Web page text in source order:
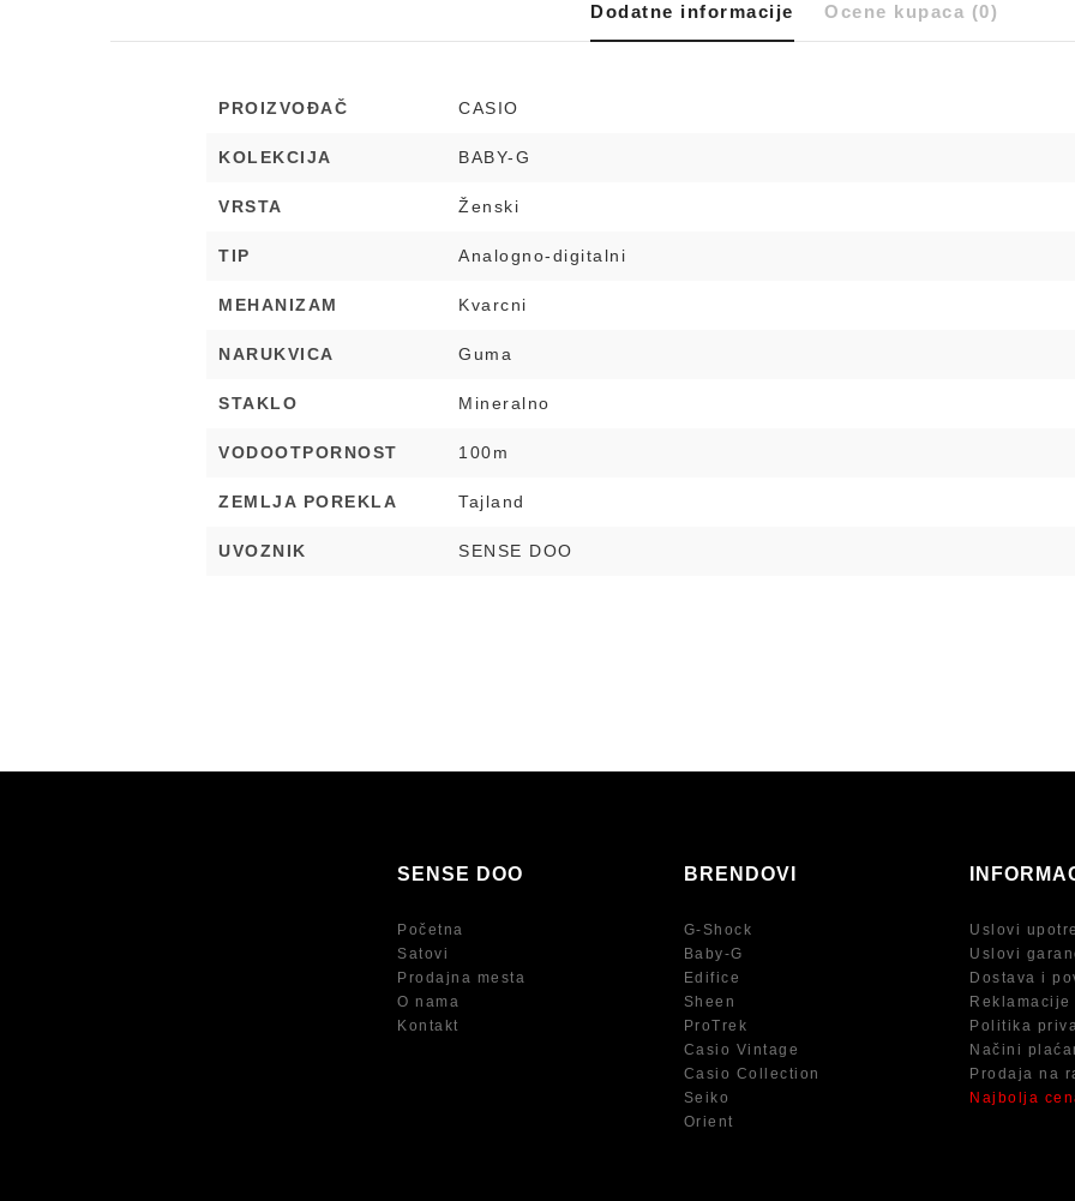
Dodatne informacije Ocene kupaca (0)
PROIZVOĐAČ CASIO
KOLEKCIJA BABY-G
VRSTA Ženski
TIP Analogno-digitalni
MEHANIZAM Kvarcni
NARUKVICA Guma
STAKLO Mineralno
VODOOTPORNOST 100m
ZEMLJA POREKLA Tajland
UVOZNIK SENSE DOO
SENSE DOO
Početna
Satovi
Prodajna mesta
O nama
Kontakt
BRENDOVI
G-Shock
Baby-G
Edifice
Sheen
ProTrek
Casio Vintage
Casio Collection
Seiko
Orient
Uslovi
Uslovi
Dostava i
Reklamacije
Politika
Načini
Prodaja na
Najbolja